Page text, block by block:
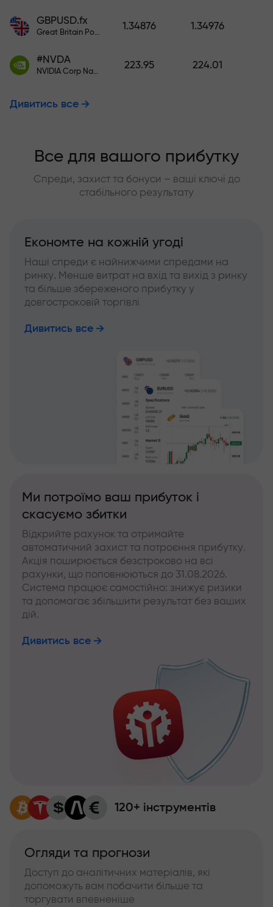
GBPUSD.fx
Great Britain Pound vs US Dollar
1.34876 1.34976
#NVDA
NVIDIA Corp Nasdaq Stock Exchange (Nasdaq) USD
223.95 224.01
Дивитись все
Все для вашого прибутку
Спреди, захист та бонуси – ваші ключі до
стабільного результату
Економте на кожній угоді
Наші спреди є найнижчими спредами на
ринку. Менше витрат на вхід та вихід з ринку
та більше збереженого прибутку у
довгостроковій торгівлі
Дивитись все
Ми потроїмо ваш прибуток і
скасуємо збитки
Відкрийте рахунок та отримайте
автоматичний захист та потроєння прибутку.
Акція поширюється безстроково на всі
рахунки, що поповнюються до 31.08.2026.
Система працює самостійно: знижує ризики
та допомагає збільшити результат без ваших
дій.
Дивитись все
120+ інструментів
Огляди та прогнози
Доступ до аналітичних матеріалів, які
допоможуть вам побачити більше та
торгувати впевненіше